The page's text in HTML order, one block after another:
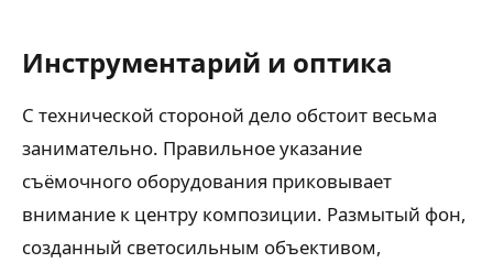
Инструментарий и оптика
С технической стороной дело обстоит весьма
занимательно. Правильное указание
съёмочного оборудования приковывает
внимание к центру композиции. Размытый фон,
созданный светосильным объективом,